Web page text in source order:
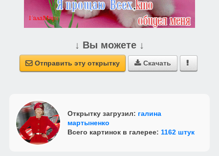
↓ Вы можете ↓
 Отправить эту открытку  Скачать 
Открытку загрузил: галина
мартыненко
Всего картинок в галерее: 1162 штук